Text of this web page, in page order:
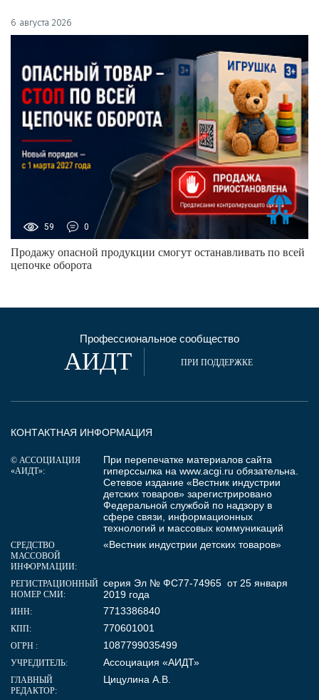
6 августа 2026
59 0
Продажу опасной продукции смогут останавливать по всей
цепочке оборота
Профессиональное сообщество
АИДТ ПРИ ПОДДЕРЖКЕ
КОНТАКТНАЯ ИНФОРМАЦИЯ
© АССОЦИАЦИЯ
«АИДТ»:
При перепечатке материалов сайта
гиперссылка на www.acgi.ru обязательна.
Сетевое издание «Вестник индустрии
детских товаров» зарегистрировано
Федеральной службой по надзору в
сфере связи, информационных
технологий и массовых коммуникаций
СРЕДСТВО
МАССОВОЙ
ИНФОРМАЦИИ:
«Вестник индустрии детских товаров»
РЕГИСТРАЦИОННЫЙ
НОМЕР СМИ:
серия Эл № ФС77-74965 от 25 января
2019 года
ИНН: 7713386840
КПП: 770601001
ОГРН : 1087799035499
УЧРЕДИТЕЛЬ: Ассоциация «АИДТ»
ГЛАВНЫЙ
РЕДАКТОР:
Цицулина А.В.